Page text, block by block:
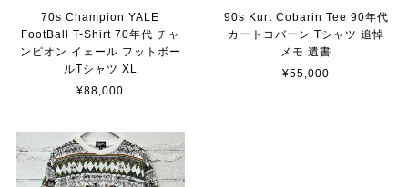
70s Champion YALE
FootBall T-Shirt 70年代 チャ
ンピオン イェール フットボー
ルTシャツ XL
¥88,000
90s Kurt Cobarin Tee 90年代
カートコバーン Tシャツ 追悼
メモ 遺書
¥55,000